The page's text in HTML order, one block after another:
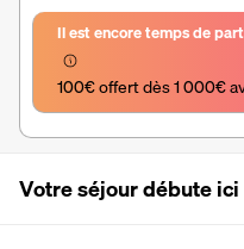
Il est encore temps de
100€ offert dès 1 000€
Votre séjour débute ici